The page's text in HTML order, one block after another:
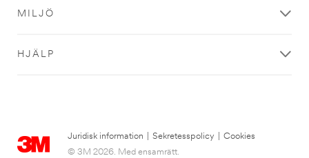
MILJÖ
HJÄLP
Juridisk information Sekretesspolicy
Cookies
© 3M 2026. Med ensamrätt.